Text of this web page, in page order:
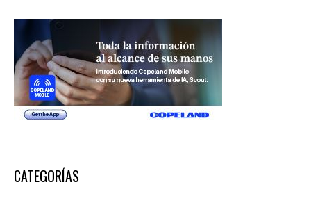
CATEGORÍAS